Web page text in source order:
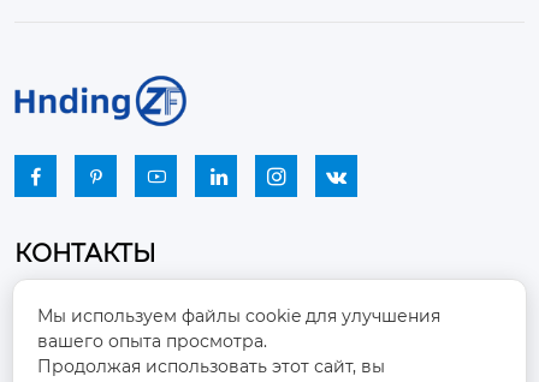
     
КОНТАКТЫ

Промышленный парк, город Наньцзяо,
район Чжоуцунь, город Цзыбо, провинция
Шаньдун
Мы используем файлы cookie для улучшения
вашего опыта просмотра.
Продолжая использовать этот сайт, вы